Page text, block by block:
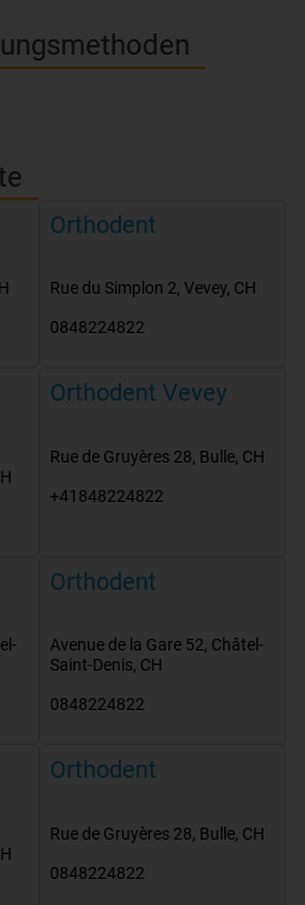
Orthodent
Rue du Simplon 2, Vevey, CH
0848224822
Orthodent Vevey
Rue de Gruyères 28, Bulle, CH
+41848224822
Orthodent
Avenue de la Gare 52, Châtel-
Saint-Denis, CH
0848224822
Orthodent
Rue de Gruyères 28, Bulle, CH
0848224822